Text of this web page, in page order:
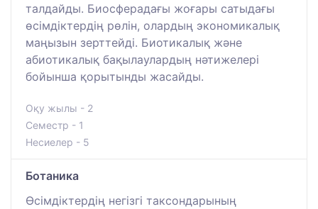
талдайды. Биосферадағы жоғары сатыдағы
өсімдіктердің рөлін, олардың экономикалық
маңызын зерттейді. Биотикалық және
абиотикалық бақылаулардың нәтижелері
бойынша қорытынды жасайды.
Оқу жылы - 2
Семестр - 1
Несиелер - 5
Ботаника
Өсімдіктердің негізгі таксондарының